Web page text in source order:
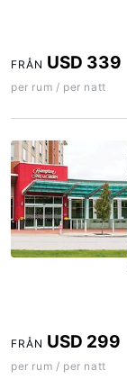
FRÅN USD 339
per rum / per natt
FRÅN USD 299
per rum / per natt